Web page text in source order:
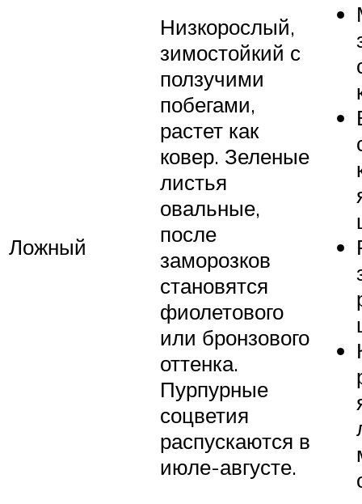
Ложный
Низкорослый,
зимостойкий с
ползучими
побегами,
растет как
ковер. Зеленые
листья
овальные,
после
заморозков
становятся
фиолетового
или бронзового
оттенка.
Пурпурные
соцветия
распускаются в
июле-августе.